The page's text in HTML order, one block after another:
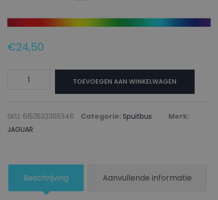
€24,50
JAGUAR
Blanke
lak
TEAM
2004
TOEVOEGEN AAN WINKELWAGEN
SKU: 6153532365346 Categorie: Spuitbus
Merk:
JAGUAR
Beschrijving Aanvullende informatie